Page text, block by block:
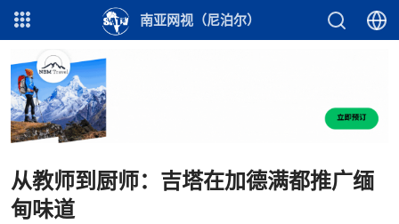
南亚网视（尼泊尔）
从教师到厨师：吉塔在加德满都推广缅
甸味道